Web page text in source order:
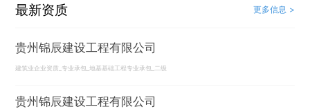
最新资质 更多信息 >
贵州锦辰建设工程有限公司
建筑业企业资质_专业承包_地基基础工程专业承包_二级
贵州锦辰建设工程有限公司